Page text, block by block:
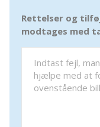
Rettelser og
modtages med